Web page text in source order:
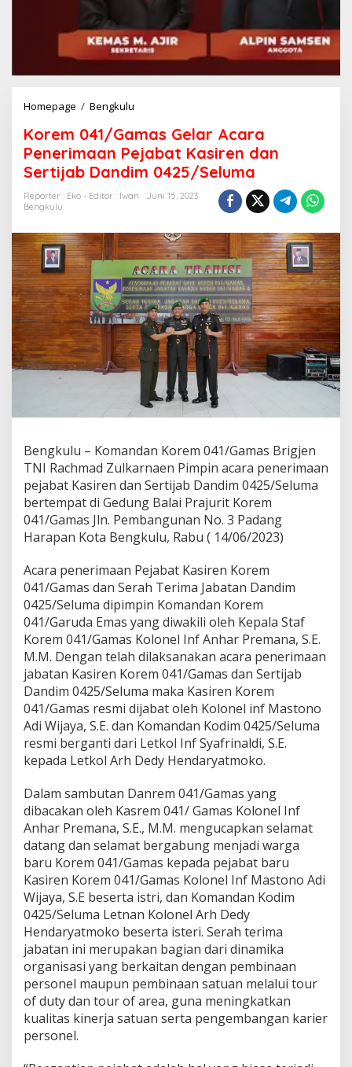
Homepage / Bengkulu
Gelar
Acara
Penerimaan
Pejabat
Kasiren
Dandim
0425/Seluma
Korem 041/Gamas Gelar Acara
Penerimaan Pejabat Kasiren dan
Sertijab Dandim 0425/Seluma
Reporter : Eko - Editor : Iwan
Juni 15, 2023
Bengkulu
Bengkulu – Komandan Korem 041/Gamas Brigjen
TNI Rachmad Zulkarnaen Pimpin acara penerimaan
pejabat Kasiren dan Sertijab Dandim 0425/Seluma
bertempat di Gedung Balai Prajurit Korem
041/Gamas Jln. Pembangunan No. 3 Padang
Harapan Kota Bengkulu, Rabu ( 14/06/2023)
Acara penerimaan Pejabat Kasiren Korem
041/Gamas dan Serah Terima Jabatan Dandim
0425/Seluma dipimpin Komandan Korem
041/Garuda Emas yang diwakili oleh Kepala Staf
Korem 041/Gamas Kolonel Inf Anhar Premana, S.E.
M.M. Dengan telah dilaksanakan acara penerimaan
jabatan Kasiren Korem 041/Gamas dan Sertijab
Dandim 0425/Seluma maka Kasiren Korem
041/Gamas resmi dijabat oleh Kolonel inf Mastono
Adi Wijaya, S.E. dan Komandan Kodim 0425/Seluma
resmi berganti dari Letkol Inf Syafrinaldi, S.E.
kepada Letkol Arh Dedy Hendaryatmoko.
Dalam sambutan Danrem 041/Gamas yang
dibacakan oleh Kasrem 041/ Gamas Kolonel Inf
Anhar Premana, S.E., M.M. mengucapkan selamat
datang dan selamat bergabung menjadi warga
baru Korem 041/Gamas kepada pejabat baru
Kasiren Korem 041/Gamas Kolonel Inf Mastono Adi
Wijaya, S.E beserta istri, dan Komandan Kodim
0425/Seluma Letnan Kolonel Arh Dedy
Hendaryatmoko beserta isteri. Serah terima
jabatan ini merupakan bagian dari dinamika
organisasi yang berkaitan dengan pembinaan
personel maupun pembinaan satuan melalui tour
of duty dan tour of area, guna meningkatkan
kualitas kinerja satuan serta pengembangan karier
personel.